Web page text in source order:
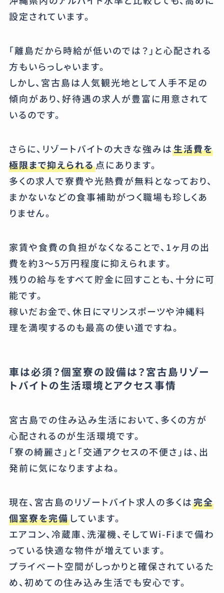
設定されています。
「離島だから時給が低いのでは？」と心配される
方もいらっしゃいます。
しかし、宮古島は人気観光地として人手不足の
傾向があり、好待遇の求人が豊富に用意されて
いるのです。
さらに、リゾートバイトの大きな強みは生活費を
極限まで抑えられる点にあります。
多くの求人で寮費や光熱費が無料となっており、
まかないなどの食事補助がつく職場も珍しくあ
りません。
家賃や食費の負担がなくなることで、1ヶ月の出
費を約3〜5万円程度に抑えられます。
残りの給与をすべて貯金に回すことも、十分に可
能です。
稼いだお金で、休日にマリンスポーツや沖縄料
理を満喫するのも最高の使い道ですね。
車は必須？個室寮の設備は？宮古島リゾー
トバイトの生活環境とアクセス事情
宮古島での住み込み生活において、多くの方が
心配されるのが生活環境です。
「寮の綺麗さ」と「交通アクセスの不便さ」は、出
発前に気になりますよね。
現在、宮古島のリゾートバイト求人の多くは完全
個室寮を完備しています。
エアコン、冷蔵庫、洗濯機、そしてWi-Fiまで備わ
っている快適な物件が増えています。
プライベート空間がしっかりと確保されているた
め、初めての住み込み生活でも安心です。